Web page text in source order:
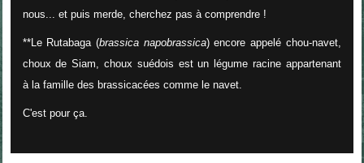
nous... et puis merde, cherchez pas à comprendre !
**Le Rutabaga (brassica napobrassica) encore appelé chou-navet,
choux de Siam, choux suédois est un légume racine appartenant
à la famille des brassicacées comme le navet.
C'est pour ça.